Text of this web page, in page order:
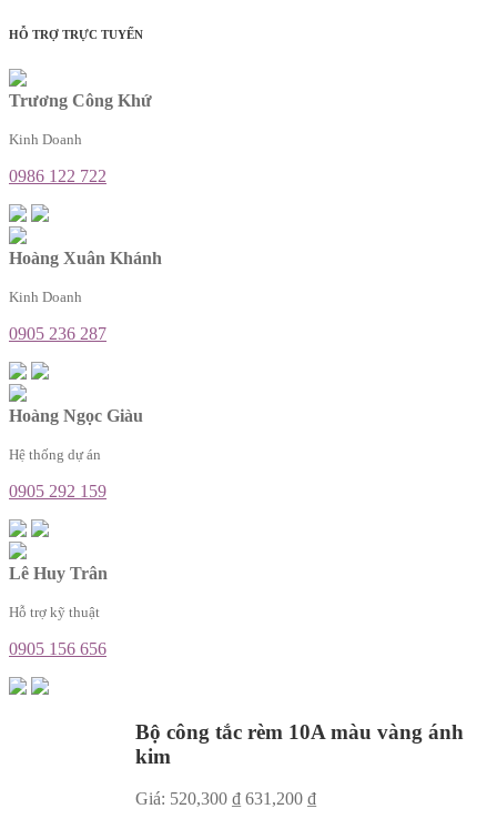
HỖ TRỢ TRỰC TUYẾN
Trương Công Khứ
Kinh Doanh
0986 122 722
Hoàng Xuân Khánh
Kinh Doanh
0905 236 287
Hoàng Ngọc Giàu
Hệ thống dự án
0905 292 159
Lê Huy Trân
Hỗ trợ kỹ thuật
0905 156 656
Bộ công tắc rèm 10A màu vàng ánh
kim
Giá: 520,300 ₫ 631,200 ₫